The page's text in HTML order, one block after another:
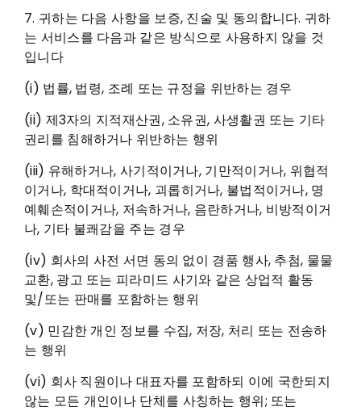
7. 귀하는 다음 사항을 보증, 진술 및 동의합니다. 귀하
는 서비스를 다음과 같은 방식으로 사용하지 않을 것
입니다
(i) 법률, 법령, 조례 또는 규정을 위반하는 경우
(ii) 제3자의 지적재산권, 소유권, 사생활권 또는 기타
권리를 침해하거나 위반하는 행위
(iii) 유해하거나, 사기적이거나, 기만적이거나, 위협적
이거나, 학대적이거나, 괴롭히거나, 불법적이거나, 명
예훼손적이거나, 저속하거나, 음란하거나, 비방적이거
나, 기타 불쾌감을 주는 경우
(iv) 회사의 사전 서면 동의 없이 경품 행사, 추첨, 물물
교환, 광고 또는 피라미드 사기와 같은 상업적 활동
및/또는 판매를 포함하는 행위
(v) 민감한 개인 정보를 수집, 저장, 처리 또는 전송하
는 행위
(vi) 회사 직원이나 대표자를 포함하되 이에 국한되지
않는 모든 개인이나 단체를 사칭하는 행위; 또는